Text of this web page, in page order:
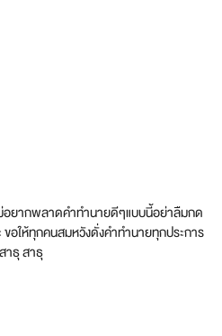
ม่อยากพลาดคำทำนายดีๆแบบนี้อย่าลืมกด
ขอให้ทุกคนสมหวังดั่งคำทำนายทุกประการ
สาธุ สาธุ